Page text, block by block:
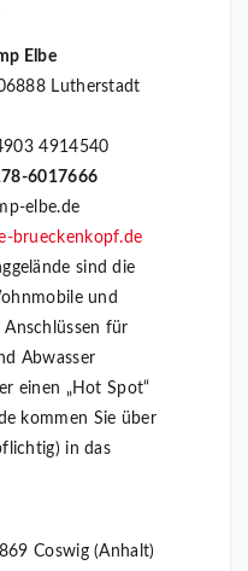
Elbe
Lutherstadt
4914540
6017666
elbe.de
brueckenkopf.de
sind die
und
für
Abwasser
einen „Hot Spot“
kommen Sie über
in das
Coswig (Anhalt)